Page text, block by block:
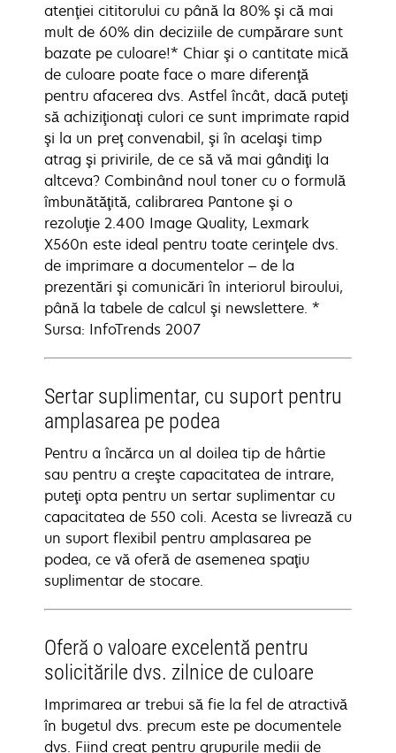
atenţiei cititorului cu până la 80% şi că mai
mult de 60% din deciziile de cumpărare sunt
bazate pe culoare!* Chiar şi o cantitate mică
de culoare poate face o mare diferenţă
pentru afacerea dvs. Astfel încât, dacă puteţi
să achiziţionaţi culori ce sunt imprimate rapid
şi la un preţ convenabil, şi în acelaşi timp
atrag şi privirile, de ce să vă mai gândiţi la
altceva? Combinând noul toner cu o formulă
îmbunătăţită, calibrarea Pantone şi o
rezoluţie 2.400 Image Quality, Lexmark
X560n este ideal pentru toate cerinţele dvs.
de imprimare a documentelor – de la
prezentări şi comunicări în interiorul biroului,
până la tabele de calcul şi newslettere. *
Sursa: InfoTrends 2007
Sertar suplimentar, cu suport pentru
amplasarea pe podea
Pentru a încărca un al doilea tip de hârtie
sau pentru a creşte capacitatea de intrare,
puteţi opta pentru un sertar suplimentar cu
capacitatea de 550 coli. Acesta se livrează cu
un suport flexibil pentru amplasarea pe
podea, ce vă oferă de asemenea spaţiu
suplimentar de stocare.
Oferă o valoare excelentă pentru
solicitările dvs. zilnice de culoare
Imprimarea ar trebui să fie la fel de atractivă
în bugetul dvs. precum este pe documentele
dvs. Fiind creat pentru grupurile medii de